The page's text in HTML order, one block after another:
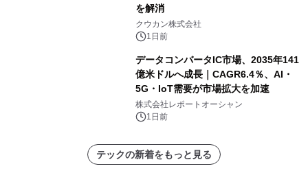
を解消
クウカン株式会社
1日前
データコンバータIC市場、2035年141
億米ドルへ成長｜CAGR6.4％、AI・
5G・IoT需要が市場拡大を加速
株式会社レポートオーシャン
1日前
テックの新着をもっと見る